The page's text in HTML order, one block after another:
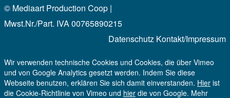
© Mediaart Production Coop |
Mwst.Nr./Part. IVA 00765890215
Datenschutz Kontakt/Impressum
Wir verwenden technische Cookies und Cookies, die über Vimeo
und von Google Analytics gesetzt werden. Indem Sie diese
Webseite benutzen, erklären Sie sich damit einverstanden. Hier ist
die Cookie-Richtlinie von Vimeo und hier die von Google. Mehr